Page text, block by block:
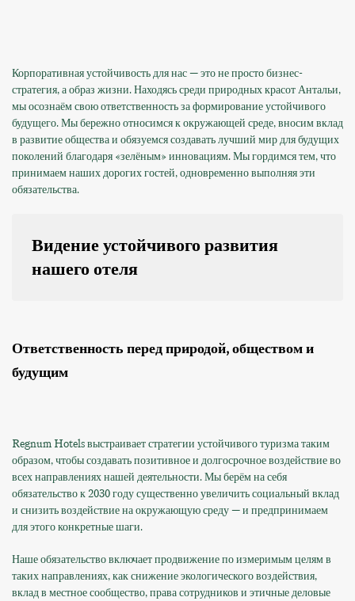
Корпоративная устойчивость для нас — это не просто бизнес-
стратегия, а образ жизни. Находясь среди природных красот Антальи,
мы осознаём свою ответственность за формирование устойчивого
будущего. Мы бережно относимся к окружающей среде, вносим вклад
в развитие общества и обязуемся создавать лучший мир для будущих
поколений благодаря «зелёным» инновациям. Мы гордимся тем, что
принимаем наших дорогих гостей, одновременно выполняя эти
обязательства.
Видение устойчивого развития
нашего отеля
Ответственность перед природой, обществом и
будущим
Regnum Hotels выстраивает стратегии устойчивого туризма таким
образом, чтобы создавать позитивное и долгосрочное воздействие во
всех направлениях нашей деятельности. Мы берём на себя
обязательство к 2030 году существенно увеличить социальный вклад
и снизить воздействие на окружающую среду — и предпринимаем
для этого конкретные шаги.
Наше обязательство включает продвижение по измеримым целям в
таких направлениях, как снижение экологического воздействия,
вклад в местное сообщество, права сотрудников и этичные деловые